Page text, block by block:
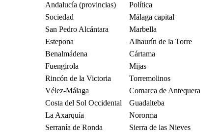
Andalucía (provincias)
Política
Sociedad
Málaga capital
San Pedro Alcántara
Marbella
Estepona
Alhaurín de la Torre
Benalmádena
Cártama
Fuengirola
Mijas
Rincón de la Victoria
Torremolinos
Vélez-Málaga
Comarca de Antequera
Costa del Sol Occidental
Guadalteba
La Axarquía
Nororma
Serranía de Ronda
Sierra de las Nieves